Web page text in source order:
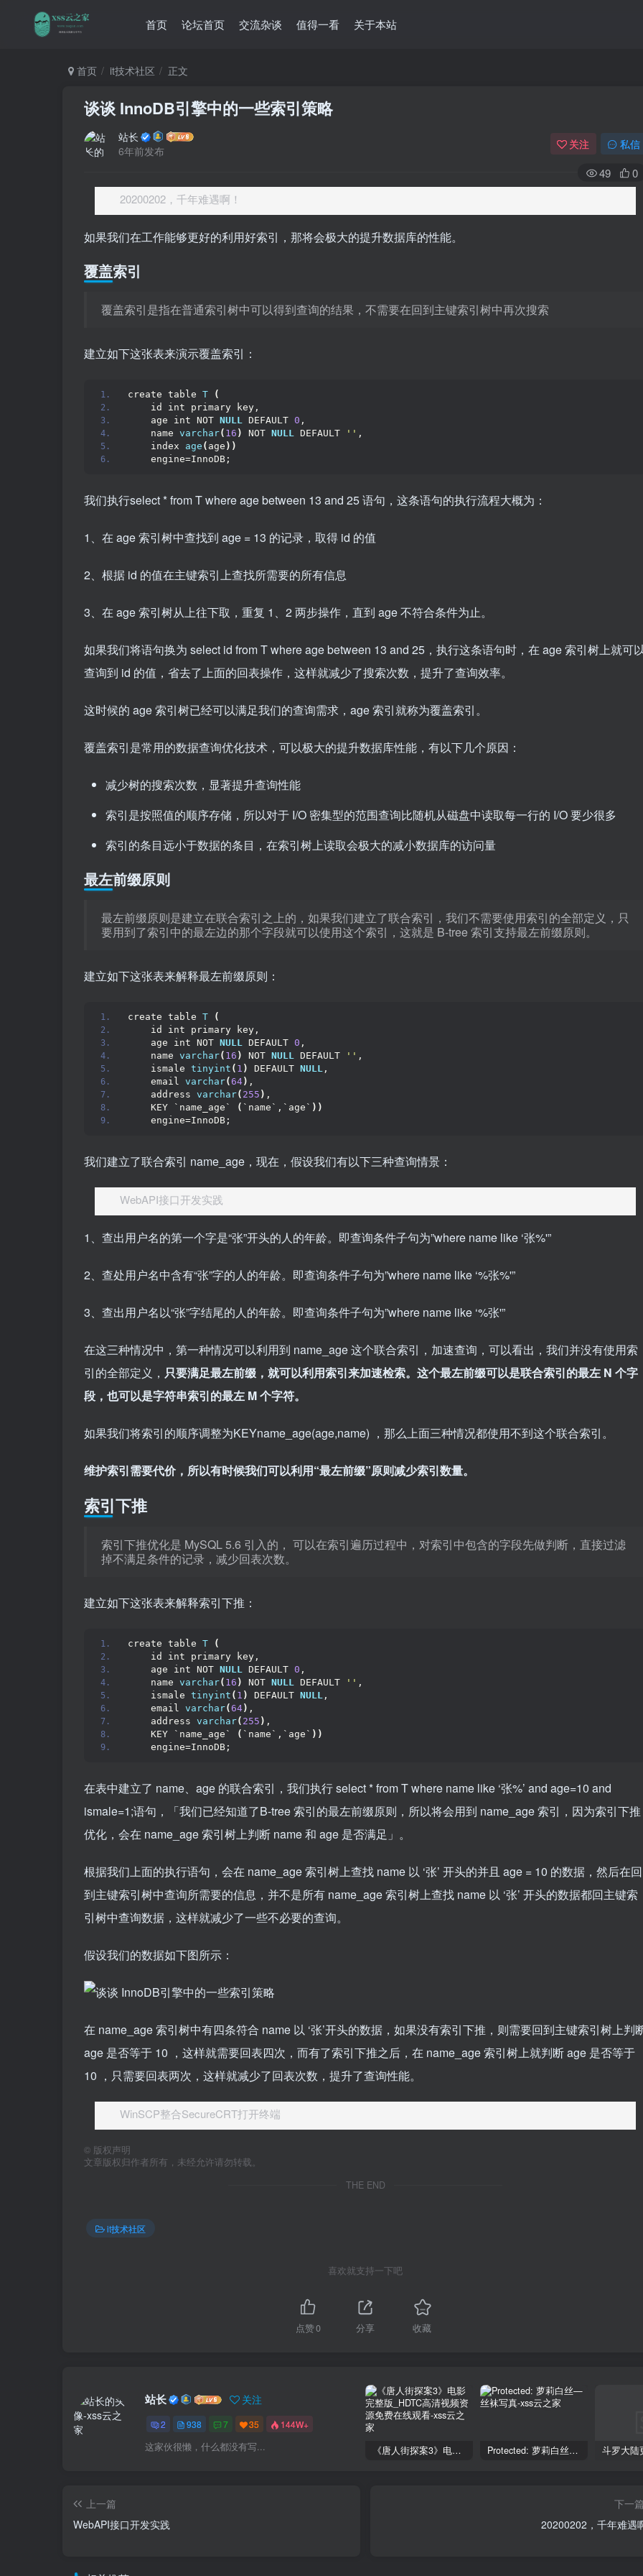
首页 论坛首页 交流杂谈 值得一看 关于本站
首页 it技术社区 正文
谈谈 InnoDB引擎中的一些索引策略
站长
6年前发布
关注 私信
49
0
20200202，千年难遇啊！
如果我们在工作能够更好的利用好索引，那将会极大的提升数据库的性能。
覆盖索引
覆盖索引是指在普通索引树中可以得到查询的结果，不需要在回到主键索引树中再次搜索
建立如下这张表来演示覆盖索引：
create table T
(
    id int primary key,
    age int NOT
NULL DEFAULT 0 ,
    name
varchar( 16 ) NOT NULL DEFAULT '' ,
    index
age ( age ))
    engine=InnoDB;
我们执行select * from T where age between 13 and 25 语句，这条语句的执行流程大概为：
1、在 age 索引树中查找到 age = 13 的记录，取得 id 的值
2、根据 id 的值在主键索引上查找所需要的所有信息
3、在 age 索引树从上往下取，重复 1、2 两步操作，直到 age 不符合条件为止。
如果我们将语句换为 select id from T where age between 13 and 25，执行这条语句时，在 age 索引树上就可
查询到 id 的值，省去了上面的回表操作，这样就减少了搜索次数，提升了查询效率。
这时候的 age 索引树已经可以满足我们的查询需求，age 索引就称为覆盖索引。
覆盖索引是常用的数据查询优化技术，可以极大的提升数据库性能，有以下几个原因：
减少树的搜索次数，显著提升查询性能
索引是按照值的顺序存储，所以对于 I/O 密集型的范围查询比随机从磁盘中读取每一行的 I/O 要少很多
索引的条目远小于数据的条目，在索引树上读取会极大的减小数据库的访问量
最左前缀原则
最左前缀原则是建立在联合索引之上的，如果我们建立了联合索引，我们不需要使用索引的全部定义，只
要用到了索引中的最左边的那个字段就可以使用这个索引，这就是 B-tree 索引支持最左前缀原则。
建立如下这张表来解释最左前缀原则：
create table T
(
    id int primary key,
    age int NOT
NULL DEFAULT 0 ,
    name
varchar( 16 ) NOT NULL DEFAULT '' ,
    ismale
tinyint ( 1 ) DEFAULT NULL ,
    email
varchar(64) ,
    address
varchar( 255 ) ,
    KEY `name_age`
( `name`,`age` ))
    engine=InnoDB;
我们建立了联合索引 name_age，现在，假设我们有以下三种查询情景：
WebAPI接口开发实践
1、查出用户名的第一个字是“张”开头的人的年龄。即查询条件子句为”where name like ‘张%'”
2、查处用户名中含有“张”字的人的年龄。即查询条件子句为”where name like ‘%张%'”
3、查出用户名以“张”字结尾的人的年龄。即查询条件子句为”where name like ‘%张'”
在这三种情况中，第一种情况可以利用到 name_age 这个联合索引，加速查询，可以看出，我们并没有使用索
引的全部定义， 只要满足最左前缀，就可以利用索引来加速检索。这个最左前缀可以是联合索引的最左 N 个字
段，也可以是字符串索引的最左 M 个字符。
如果我们将索引的顺序调整为KEYname_age(age,name) ，那么上面三种情况都使用不到这个联合索引。
维护索引需要代价，所以有时候我们可以利用“最左前缀”原则减少索引数量。
索引下推
索引下推优化是 MySQL 5.6 引入的， 可以在索引遍历过程中，对索引中包含的字段先做判断，直接过滤
掉不满足条件的记录，减少回表次数。
建立如下这张表来解释索引下推：
create table T
(
    id int primary key,
    age int NOT
NULL DEFAULT 0 ,
    name
varchar( 16 ) NOT NULL DEFAULT '' ,
    ismale
tinyint ( 1 ) DEFAULT NULL ,
    email
varchar(64) ,
    address
varchar( 255 ) ,
    KEY `name_age`
( `name`,`age` ))
    engine=InnoDB;
在表中建立了 name、age 的联合索引，我们执行 select * from T where name like ‘张%’ and age=10 and
ismale=1;语句，「我们已经知道了B-tree 索引的最左前缀原则，所以将会用到 name_age 索引，因为索引下推
优化，会在 name_age 索引树上判断 name 和 age 是否满足」。
根据我们上面的执行语句，会在 name_age 索引树上查找 name 以 ‘张’ 开头的并且 age = 10 的数据，然后在回
到主键索引树中查询所需要的信息，并不是所有 name_age 索引树上查找 name 以 ‘张’ 开头的数据都回主键索
引树中查询数据，这样就减少了一些不必要的查询。
假设我们的数据如下图所示：
在 name_age 索引树中有四条符合 name 以 ‘张’开头的数据，如果没有索引下推，则需要回到主键索引树上判
age 是否等于 10 ，这样就需要回表四次，而有了索引下推之后，在 name_age 索引树上就判断 age 是否等于
10 ，只需要回表两次，这样就减少了回表次数，提升了查询性能。
WinSCP整合SecureCRT打开终端
© 版权声明
文章版权归作者所有，未经允许请勿转载。
THE END
it技术社区
喜欢就支持一下吧
点赞0 分享 收藏
站长 关注
2 938 7 35 144W+
这家伙很懒，什么都没有写... 《唐人街探案3》电影完整版_HDTC高清视频资源免费在线观看 Protected: 萝莉白丝—丝袜写真
上一篇
WebAPI接口开发实践
下一
20200202，千年难遇